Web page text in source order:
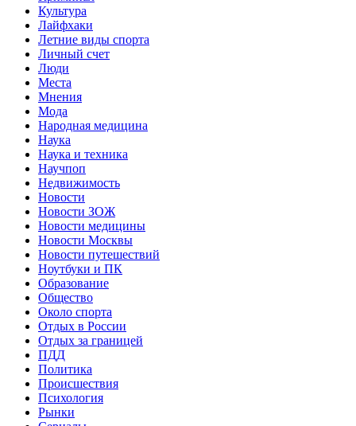
Культура
Лайфхаки
Летние виды спорта
Личный счет
Люди
Места
Мнения
Мода
Народная медицина
Наука
Наука и техника
Научпоп
Недвижимость
Новости
Новости ЗОЖ
Новости медицины
Новости Москвы
Новости путешествий
Ноутбуки и ПК
Образование
Общество
Около спорта
Отдых в России
Отдых за границей
ПДД
Политика
Происшествия
Психология
Рынки